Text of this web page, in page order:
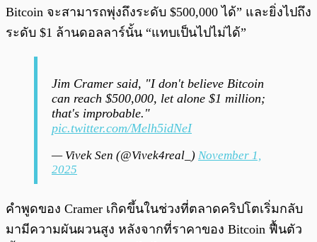
Bitcoin จะสามารถพุ่งถึงระดับ $500,000 ได้” และยิ่งไปถึง
ระดับ $1 ล้านดอลลาร์นั้น “แทบเป็นไปไม่ได้”
Jim Cramer said, "I don't believe Bitcoin
can reach $500,000, let alone $1 million;
that's improbable."
pic.twitter.com/Melh5idNeI
— Vivek Sen (@Vivek4real_) November 1,
2025
คำพูดของ Cramer เกิดขึ้นในช่วงที่ตลาดคริปโตเริ่มกลับ
มามีความผันผวนสูง หลังจากที่ราคาของ Bitcoin ฟื้นตัว